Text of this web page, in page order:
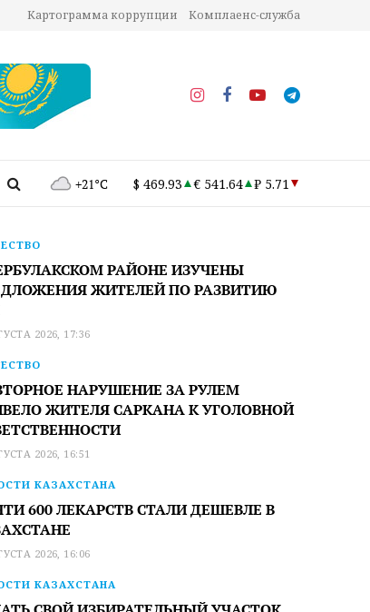
Картограмма коррупции Комплаенс-служба
+21°C $ 469.93 € 541.64 ₽ 5.71
РАЙОНЕ ИЗУЧЕНЫ
ЖИТЕЛЕЙ ПО РАЗВИТИЮ
2026, 17:36
НАРУШЕНИЕ ЗА РУЛЕМ
ЖИТЕЛЯ САРКАНА К УГОЛОВНОЙ
2026, 16:51
КАЗАХСТАНА
600 ЛЕКАРСТВ СТАЛИ ДЕШЕВЛЕ В
2026, 16:06
КАЗАХСТАНА